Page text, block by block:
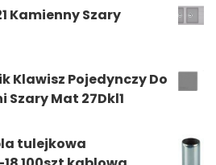
Kamienny Szary
Klawisz Pojedynczy Do
Szary Mat 27Dkl1
tulejkowa